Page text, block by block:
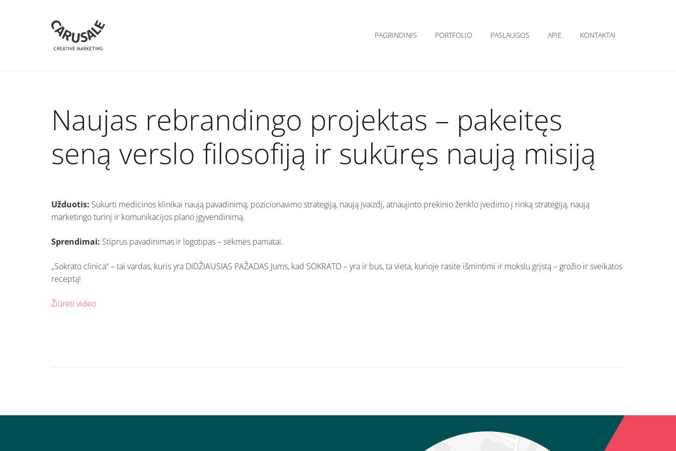
PAGRINDINIS PORTFOLIO PASLAUGOS APIE KONTAKTAI
Naujas rebrandingo projektas – pakeitęs
seną verslo filosofiją ir sukūręs naują misiją
Užduotis: Sukurti medicinos klinikai naują pavadinimą, pozicionavimo strategiją, naują įvaizdį, atnaujinto prekinio ženklo įvedimo į rinką strategiją, naują
marketingo turinį ir komunikacijos plano įgyvendinimą.
Sprendimai: Stiprus pavadinimas ir logotipas – sėkmės pamatai.
„Sokrato clinica“ – tai vardas, kuris yra DIDŽIAUSIAS PAŽADAS Jums, kad SOKRATO – yra ir bus, ta vieta, kurioje rasite išmintimi ir mokslu grįstą – grožio ir sveikatos
receptą!
Žiūrėti video